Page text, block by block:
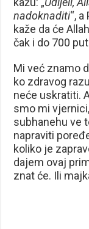
nadoknaditi“,
kaže da će
čak i do 700
Mi već znamo
ko zdravog
neće uskratiti.
smo mi
subhanehu ve
napraviti
koliko je
dajem ovaj
znat će. Ili